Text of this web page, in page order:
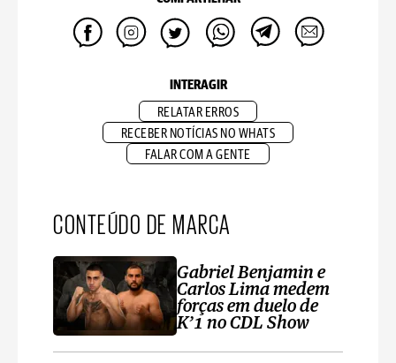
INTERAGIR
RELATAR ERROS
RECEBER NOTÍCIAS NO WHATS
FALAR COM A GENTE
CONTEÚDO DE MARCA
Gabriel Benjamin e
Carlos Lima medem
forças em duelo de
K’1 no CDL Show